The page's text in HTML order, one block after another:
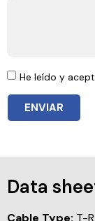
He leído y
ENVIAR
Data